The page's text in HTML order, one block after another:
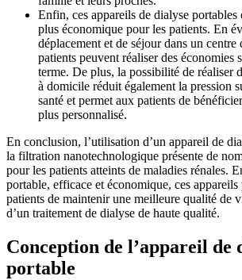
Enfin, ces appareils de dialyse
plus économique pour les patients. En
déplacement et de séjour dans un centre
patients peuvent réaliser des économies
terme. De plus, la possibilité de réaliser
à domicile réduit également la pression
santé et permet aux patients de
plus personnalisé.
En conclusion, l’utilisation d’un appareil de
la filtration nanotechnologique présente de
pour les patients atteints de maladies rénales.
portable, efficace et économique, ces appareils
patients de maintenir une meilleure qualité de
d’un traitement de dialyse de haute qualité.
Conception de l’appareil de
portable